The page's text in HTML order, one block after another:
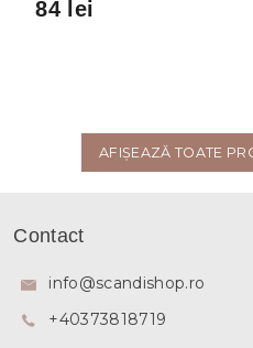
84 lei
AFIŞEAZĂ TOATE
Contact
info@scandishop.ro
+40373818719